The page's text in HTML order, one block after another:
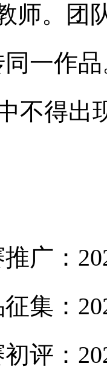
师。团
一作
得出现
：
：
：